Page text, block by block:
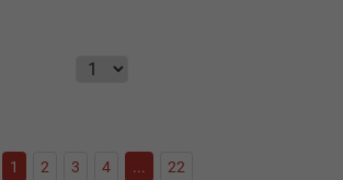
1 2 3 4 ... 22